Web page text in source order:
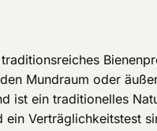
Mundraum oder
ist ein traditionelles
ein Verträglichkeitstest